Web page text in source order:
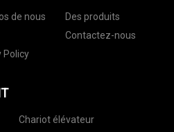
de nous
Des produits
Contactez-nous
Policy
Chariot élévateur